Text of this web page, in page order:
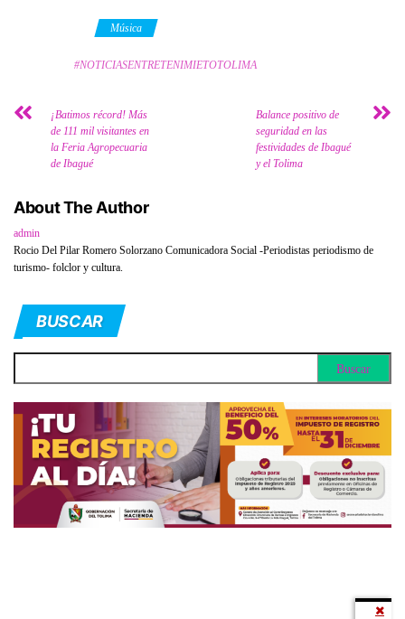
Música
#NOTICIASENTRETENIMIETOTOLIMA
¡Batimos récord! Más
de 111 mil visitantes en
la Feria Agropecuaria
de Ibagué
Balance positivo de
seguridad en las
festividades de Ibagué
y el Tolima
About The Author
admin
Rocio Del Pilar Romero Solorzano Comunicadora Social -Periodistas periodismo de
turismo- folclor y cultura.
BUSCAR